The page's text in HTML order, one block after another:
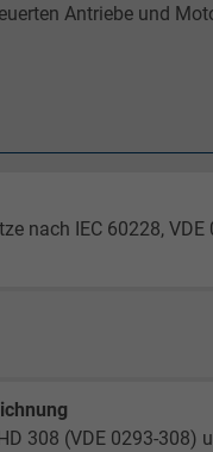
Antriebe und
nach IEC 60228, VDE
308 (VDE 0293-308)